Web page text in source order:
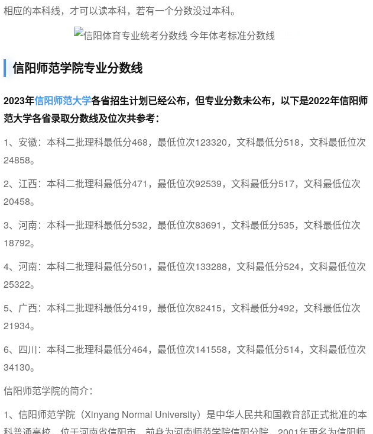
相应的本科线，才可以读本科，若有一个分数没过本科。
信阳师范学院专业分数线
2023年信阳师范大学各省招生计划已经公布，但专业分数未公布，以下是2022年信阳师
范大学各省录取分数线及位次共参考：
1、安徽：本科二批理科最低分468，最低位次123320，文科最低分518，文科最低位次
24858。
2、江西：本科二批理科最低分471，最低位次92539，文科最低分517，文科最低位次
20458。
3、河南：本科一批理科最低分532，最低位次83691，文科最低分535，文科最低位次
18792。
4、河南：本科二批理科最低分501，最低位次133288，文科最低分524，文科最低位次
25322。
5、广西：本科二批理科最低分419，最低位次82415，文科最低分492，文科最低位次
21934。
6、四川：本科二批理科最低分464，最低位次141558，文科最低分514，文科最低位次
34130。
信阳师范学院的简介：
1、信阳师范学院（Xinyang Normal University）是中华人民共和国教育部正式批准的本